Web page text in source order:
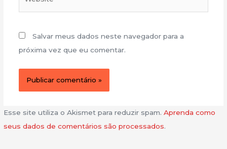
Salvar meus dados neste navegador para a
próxima vez que eu comentar.
Esse site utiliza o Akismet para reduzir spam.Aprenda como
seus dados de comentários são processados.